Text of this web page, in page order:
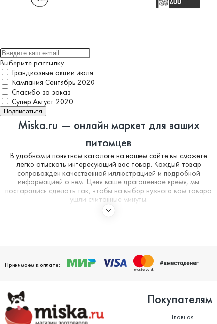
Выберите рассылку
Грандиозные акции июля
Кампания Сентябрь 2020
Спасибо за заказ
Супер Август 2020
Подписаться
Miska.ru — онлайн маркет для ваших
питомцев
В удобном и понятном каталоге на нашем сайте вы сможете
легко отыскать интересующий вас товар. Каждый товар
сопровожден качественной иллюстрацией и подробной
информацией о нем. Ценя ваше драгоценное время, мы
постарались сделать так, чтобы на выбор нужного вам товара
ушли считанные минуты.
и ветеринарные препараты. Вся продукция, представленная в
нашем магазине, сертифицирована и соответствует высоким
стандартам качества.
Принимаем к оплате:
Покупателям
Главная